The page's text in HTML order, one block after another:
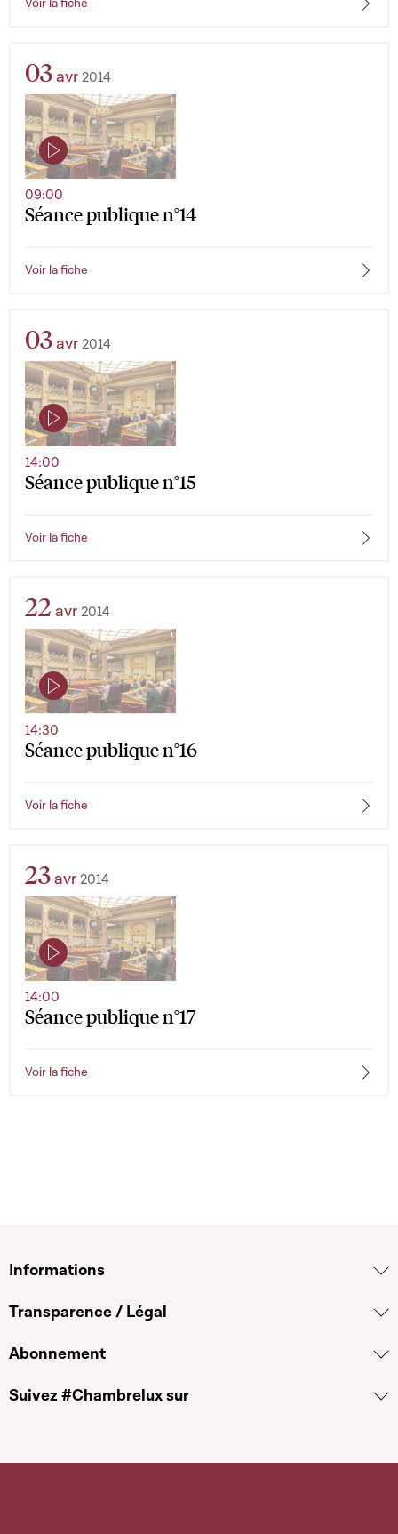
Voir la fiche
03avr 2014
Séance publique n°14
09:00
Voir la fiche
03avr 2014
Séance publique n°15
14:00
Voir la fiche
22 avr 2014
Séance publique n°16
14:30
Voir la fiche
23avr 2014
Séance publique n°17
14:00
Voir la fiche
Informations
Transparence / Légal
Abonnement
Suivez #Chambrelux sur